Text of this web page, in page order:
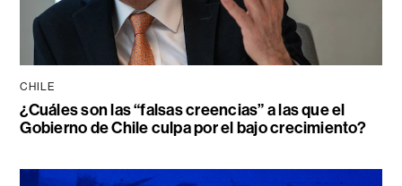
CHILE
¿Cuáles son las “falsas creencias” a las que el
Gobierno de Chile culpa por el bajo crecimiento?